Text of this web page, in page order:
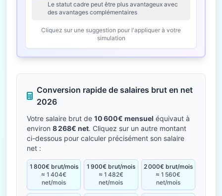
Le statut cadre peut être plus avantageux avec
des avantages complémentaires
Cliquez sur une suggestion pour l'appliquer à votre
simulation
Conversion rapide de salaires brut en net
2026
Votre salaire brut de 10 600€ mensuel équivaut à
environ 8 268€ net. Cliquez sur un autre montant
ci-dessous pour calculer précisément son salaire
net :
1 800€ brut/mois
≈ 1 404€
net/mois
1 900€ brut/mois
≈ 1 482€
net/mois
2 000€ brut/mois
≈ 1 560€
net/mois